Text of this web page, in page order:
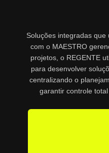
Soluções integradas que
com o MAESTRO
projetos, o REGENTE
para desenvolver
centralizando o
garantir controle